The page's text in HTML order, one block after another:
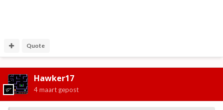
Quote
Hawker17
4 maart gepost